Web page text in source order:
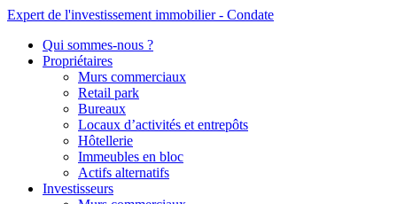
Expert de l'investissement immobilier - Condate
Qui sommes-nous ?
Propriétaires
Murs commerciaux
Retail park
Bureaux
Locaux d’activités et entrepôts
Hôtellerie
Immeubles en bloc
Actifs alternatifs
Investisseurs